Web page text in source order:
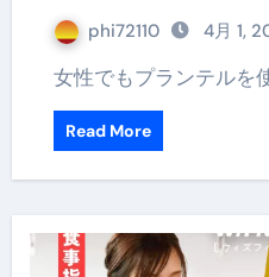
phi72110 4月 1,
女性でもプランテル
Read More